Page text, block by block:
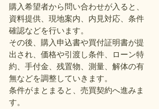
購入希望者から問い合わせが入ると、
資料提供、現地案内、内見対応、条件
確認などを行います。
その後、購入申込書や買付証明書が提
出され、価格や引渡し条件、ローン特
約、手付金、残置物、測量、解体の有
無などを調整していきます。
条件がまとまると、売買契約へ進みま
す。